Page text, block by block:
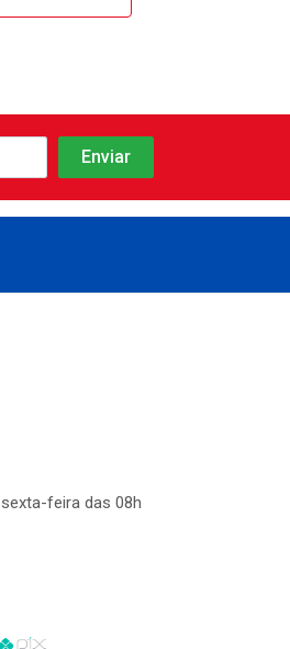
feira das 08h